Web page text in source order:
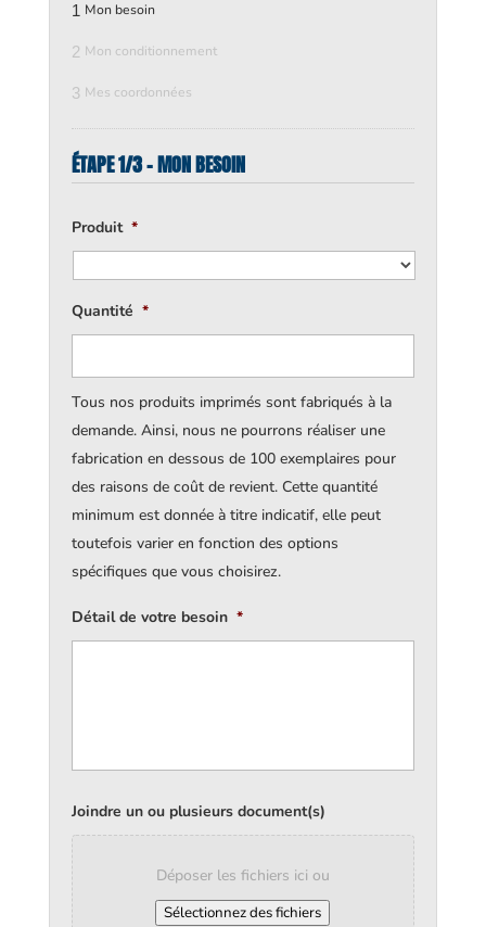
1 Mon besoin
2 Mon conditionnement
3 Mes coordonnées
ÉTAPE 1/3 - MON BESOIN
Produit *
Quantité *
Tous nos produits imprimés sont fabriqués à la
demande. Ainsi, nous ne pourrons réaliser une
fabrication en dessous de 100 exemplaires pour
des raisons de coût de revient. Cette quantité
minimum est donnée à titre indicatif, elle peut
toutefois varier en fonction des options
spécifiques que vous choisirez.
Détail de votre besoin *
Joindre un ou plusieurs document(s)
Déposer les fichiers ici ou
Sélectionnez des fichiers